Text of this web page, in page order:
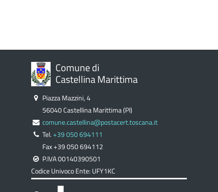
Comune di
Castellina Marittima
Piazza Mazzini, 4
56040 Castellina Marittima (PI)
comune.castellina@postacert.toscana.it
Tel.+39 050 694111
Fax +39 050 694112
P.IVA 00140390501
Codice Univoco Ente: UFY1KC